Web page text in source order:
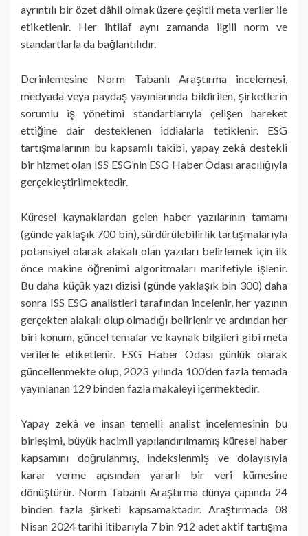
ayrıntılı bir özet dâhil olmak üzere çeşitli meta veriler ile
etiketlenir. Her ihtilaf aynı zamanda ilgili norm ve
standartlarla da bağlantılıdır.
Derinlemesine Norm Tabanlı Araştırma incelemesi,
medyada veya paydaş yayınlarında bildirilen, şirketlerin
sorumlu iş yönetimi standartlarıyla çelişen hareket
ettiğine dair desteklenen iddialarla tetiklenir. ESG
tartışmalarının bu kapsamlı takibi, yapay zekâ destekli
bir hizmet olan ISS ESG’nin ESG Haber Odası aracılığıyla
gerçekleştirilmektedir.
Küresel kaynaklardan gelen haber yazılarının tamamı
(günde yaklaşık 700 bin), sürdürülebilirlik tartışmalarıyla
potansiyel olarak alakalı olan yazıları belirlemek için ilk
önce makine öğrenimi algoritmaları marifetiyle işlenir.
Bu daha küçük yazı dizisi (günde yaklaşık bin 300) daha
sonra ISS ESG analistleri tarafından incelenir, her yazının
gerçekten alakalı olup olmadığı belirlenir ve ardından her
biri konum, güncel temalar ve kaynak bilgileri gibi meta
verilerle etiketlenir. ESG Haber Odası günlük olarak
güncellenmekte olup, 2023 yılında 100’den fazla temada
yayınlanan 129 binden fazla makaleyi içermektedir.
Yapay zekâ ve insan temelli analist incelemesinin bu
birleşimi, büyük hacimli yapılandırılmamış küresel haber
kapsamını doğrulanmış, indekslenmiş ve dolayısıyla
karar verme açısından yararlı bir veri kümesine
dönüştürür. Norm Tabanlı Araştırma dünya çapında 24
binden fazla şirketi kapsamaktadır. Araştırmada 08
Nisan 2024 tarihi itibarıyla 7 bin 912 adet aktif tartışma